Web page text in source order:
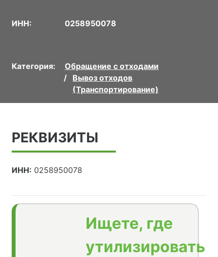
ИНН: 0258950078
Категория:
Обращение с отходами
Вывоз отходов
(Транспортирование)
РЕКВИЗИТЫ
ИНН: 0258950078
Ищете, где
утилизировать